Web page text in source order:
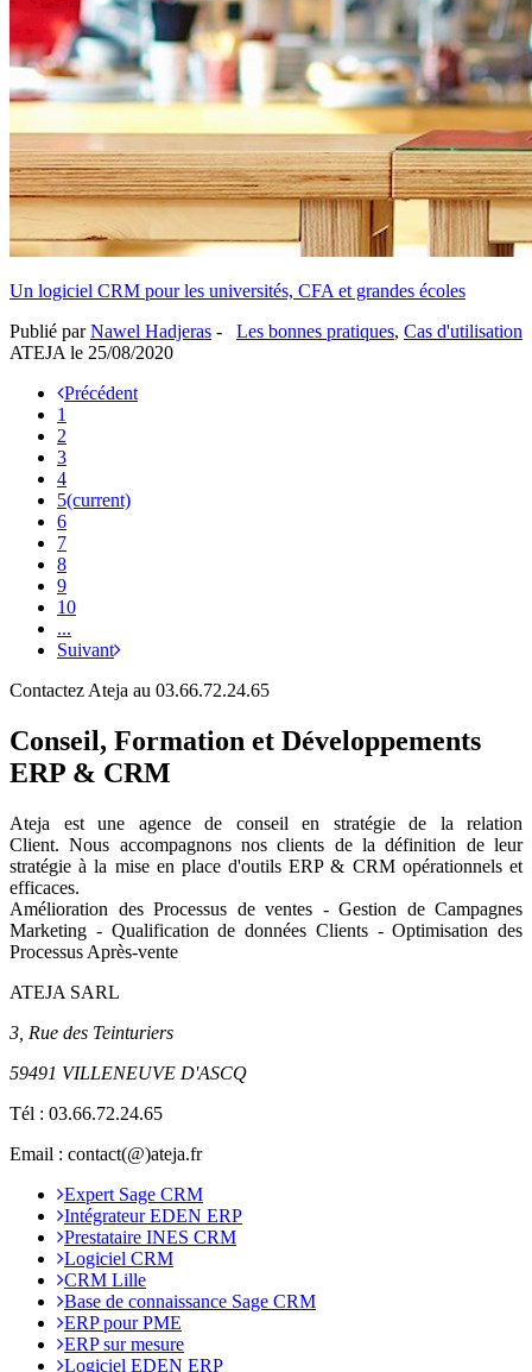
Un logiciel CRM pour les universités, CFA et grandes écoles
Les bonnes pratiques, Cas d'utilisation
Publié parNawel Hadjeras -
ATEJA le 25/08/2020
Précédent
1
2
3
4
5(current)
6
7
8
9
10
...
Suivant
Contactez Ateja au 03.66.72.24.65
Conseil, Formation et Développements
ERP & CRM
Ateja est une agence de conseil en stratégie de la relation
Client.Nous accompagnons nos clients de la définition de leur
stratégie à la mise en place d'outils ERP & CRM opérationnels et
efficaces.
Amélioration des Processus de ventes - Gestion de Campagnes
Marketing - Qualification de données Clients - Optimisation des
Processus Après-vente
ATEJA SARL
3, Rue des Teinturiers
59491 VILLENEUVE D'ASCQ
Tél : 03.66.72.24.65
Email : contact(@)ateja.fr
Expert Sage CRM
Intégrateur EDEN ERP
Prestataire INES CRM
Logiciel CRM
CRM Lille
Base de connaissance Sage CRM
ERP pour PME
ERP sur mesure
Logiciel EDEN ERP